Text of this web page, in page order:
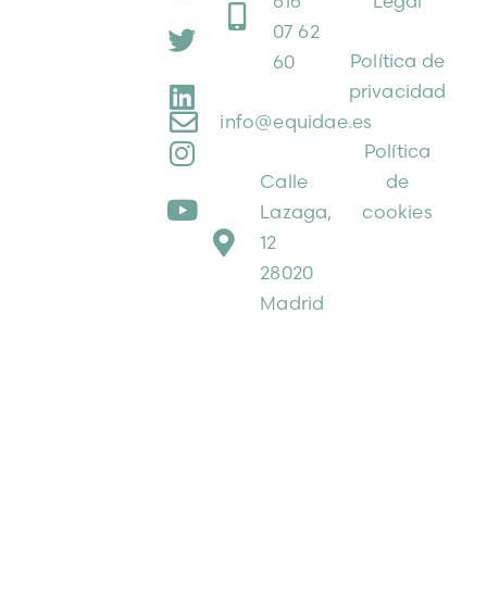
07 62
60
info@equidae.es
Calle
Lazaga,
12
28020
Madrid
Política de
privacidad
Política
de
cookies